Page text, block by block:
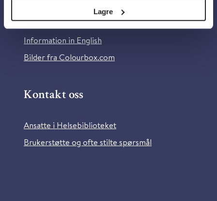
Lagre
Personvern og informasjonskapsler
Tilgjengelighetserklæring
Information in English
Bilder fra Colourbox.com
Kontakt oss
Ansatte i Helsebiblioteket
Brukerstøtte og ofte stilte spørsmål